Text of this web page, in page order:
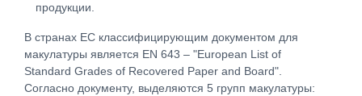
продукции.
В странах ЕС классифицирующим документом для
макулатуры является EN 643 – "European List of
Standard Grades of Recovered Paper and Board".
Согласно документу, выделяются 5 групп макулатуры: